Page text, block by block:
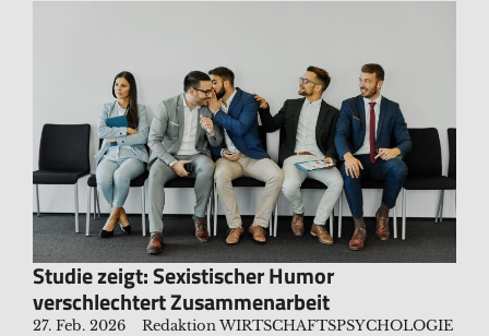
Studie zeigt: Sexistischer Humor
verschlechtert Zusammenarbeit
27. Feb. 2026
Redaktion WIRTSCHAFTSPSYCHOLOGIE